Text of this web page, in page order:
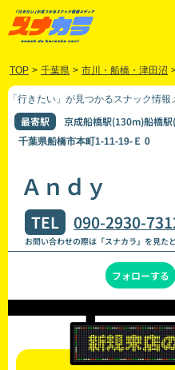
TOP > 千葉県 > 市川・船橋・津田沼
「行きたい」が見つかるスナック情報
最寄駅 京成船橋駅(130m)船橋
千葉県船橋市本町1-11-19-Ｅ 0
Ａｎｄｙ
TEL 090-2930-
お問い合わせの際は「スナカラ」を見た
フォローする